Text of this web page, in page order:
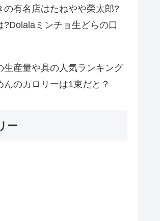
の有名店はたねやや榮太郎?
?Dolalaミンチョ生どらの口
生産量や具の人気ランキング
んのカロリーは1束だと？
ー